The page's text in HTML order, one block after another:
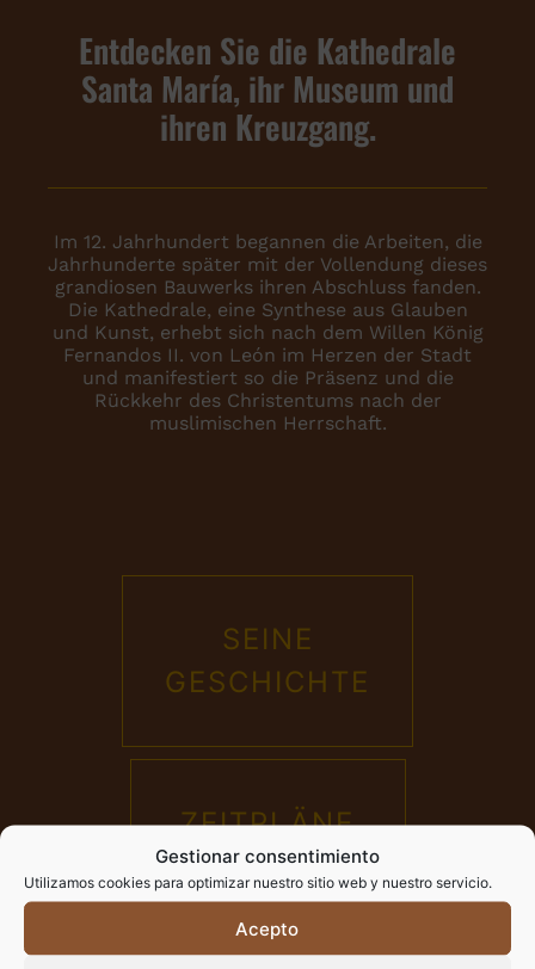
Gestionar consentimiento
Utilizamos cookies para optimizar nuestro sitio web y nuestro servicio.
Acepto
Entdecken Sie die Kathedrale
Santa María, ihr Museum und
ihren Kreuzgang.
Im 12. Jahrhundert begannen die Arbeiten, die
Jahrhunderte später mit der Vollendung dieses
grandiosen Bauwerks ihren Abschluss fanden.
Die Kathedrale, eine Synthese aus Glauben
und Kunst, erhebt sich nach dem Willen König
Fernandos II. von León im Herzen der Stadt
und manifestiert so die Präsenz und die
Rückkehr des Christentums nach der
muslimischen Herrschaft.
SEINE
GESCHICHTE
ZEITPLÄNE
UND PREISE